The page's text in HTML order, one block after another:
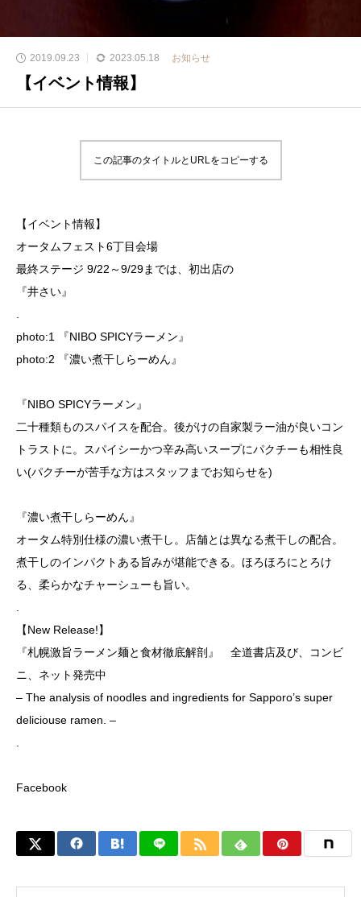
2019.09.23 2023.05.18 お知らせ
【イベント情報】
この記事のタイトルとURLをコピーする
【イベント情報】
オータムフェスト6丁目会場
最終ステージ 9/22～9/29までは、初出店の
『井さい』
photo:1 『NIBO SPICYラーメン』
photo:2 『濃い煮干しらーめん』
『NIBO SPICYラーメン』
二十種類ものスパイスを配合。後がけの自家製ラー油が良いコン
トラストに。スパイシーかつ辛み高いスープにパクチーも相性良
い(パクチーが苦手な方はスタッフまでお知らせを)
『濃い煮干しらーめん』
オータム特別仕様の濃い煮干し。店舗とは異なる煮干しの配合。
煮干しのインパクトある旨みが堪能できる。ほろほろにとろけ
る、柔らかなチャーシューも旨い。
【New Release!】
『札幌激旨ラーメン麺と食材徹底解剖』 全道書店及び、コンビ
ニ、ネット発売中
– The analysis of noodles and ingredients for Sapporo’s super
deliciouse ramen. –
Facebook